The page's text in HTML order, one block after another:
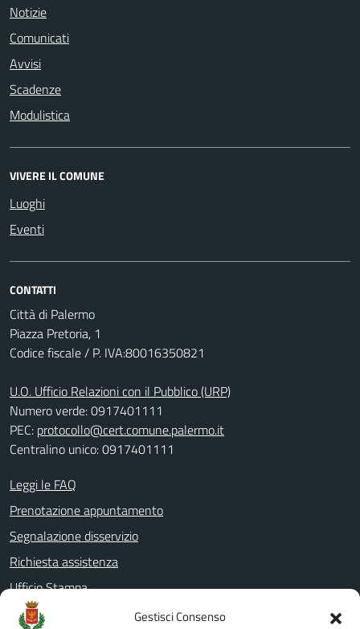
Gestisci Consenso
Notizie
Comunicati
Avvisi
Scadenze
Modulistica
VIVERE IL COMUNE
Luoghi
Eventi
CONTATTI
Città di Palermo
Piazza Pretoria, 1
Codice fiscale / P. IVA:80016350821
U.O. Ufficio Relazioni con il Pubblico (URP)
Numero verde: 0917401111
PEC: protocollo@cert.comune.palermo.it
Centralino unico: 0917401111
Leggi le FAQ
Prenotazione appuntamento
Segnalazione disservizio
Richiesta assistenza
Ufficio Stampa
Amministrazione Trasparente